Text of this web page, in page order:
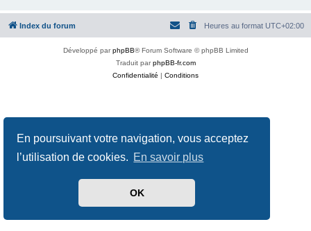
En poursuivant votre navigation, vous acceptez
l’utilisation de cookies. En savoir plus
OK
Index du forum Heures au format UTC+02:00
Développé parphpBB® Forum Software © phpBB Limited
Traduit parphpBB-fr.com
Confidentialité | Conditions